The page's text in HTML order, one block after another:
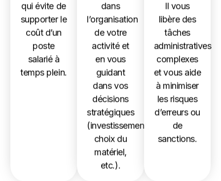
qui évite de
supporter le
coût d’un
poste
salarié à
temps plein.
dans
l’organisation
de votre
activité et
en vous
guidant
dans vos
décisions
stratégiques
(investissement,
choix du
matériel,
etc.).
Il vous
libère des
tâches
administratives
complexes
et vous aide
à minimiser
les risques
d’erreurs ou
de
sanctions.